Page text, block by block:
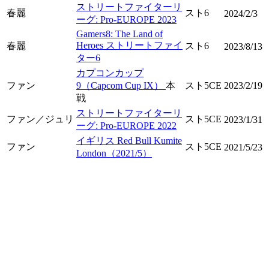
春麗
ストリートファイターリ
ーグ: Pro-EUROPE 2023
スト6 2024/2/3
春麗
Gamers8: The Land of
Heroes ストリートファイ
ター6
スト6 2023/8/13
ファン
カプコンカップ
9（Capcom Cup IX） 本
戦
スト5CE 2023/2/19
ファン／ジュリ
ストリートファイターリ
ーグ: Pro-EUROPE 2022
スト5CE 2023/1/31
ファン
イギリス Red Bull Kumite
London（2021/5）
スト5CE 2021/5/23